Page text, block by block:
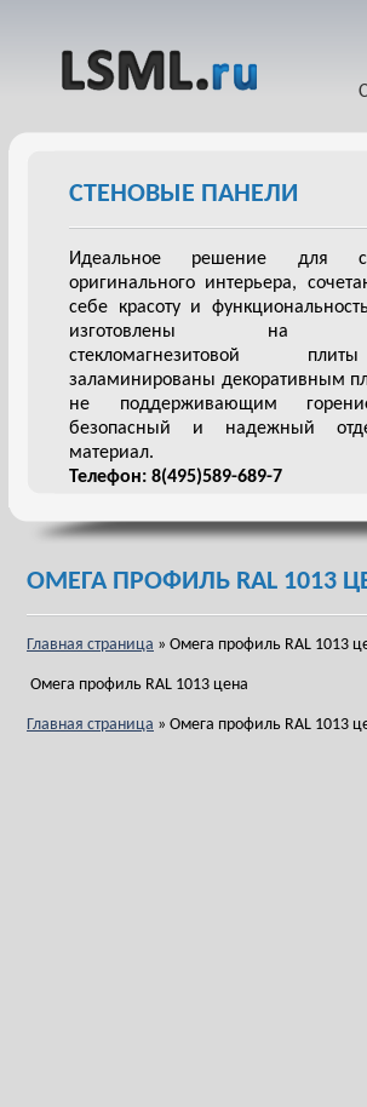
СТЕНОВЫЕ ПАНЕЛИ
Идеальное решение для
оригинального интерьера,
себе красоту и
изготовлены на
стекломагнезитовой
заламинированы декоративным
не поддерживающим
безопасный и надежный
материал.
Телефон: 8(495)589-689-7
ОМЕГА ПРОФИЛЬ RAL 1013
Главная страница » Омега профиль RAL 1013
Омега профиль RAL 1013 цена
Главная страница » Омега профиль RAL 1013